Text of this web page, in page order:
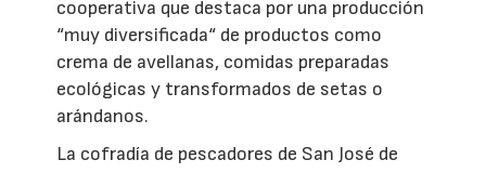
cooperativa que destaca por una producción
“muy diversificada“ de productos como
crema de avellanas, comidas preparadas
ecológicas y transformados de setas o
arándanos.
La cofradía de pescadores de San José de